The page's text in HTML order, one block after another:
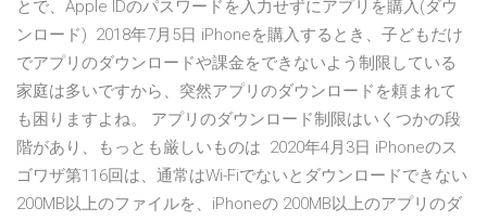
とで、Apple IDのパスワードを入力せずにアプリを購入(ダウ
ンロード) 2018年7月5日 iPhoneを購入するとき、子どもだけ
でアプリのダウンロードや課金をできないよう制限している
家庭は多いですから、突然アプリのダウンロードを頼まれて
も困りますよね。 アプリのダウンロード制限はいくつかの段
階があり、もっとも厳しいものは 2020年4月3日 iPhoneのス
ゴワザ第116回は、通常はWi-Fiでないとダウンロードできない
200MB以上のファイルを、iPhoneの 200MB以上のアプリのダ